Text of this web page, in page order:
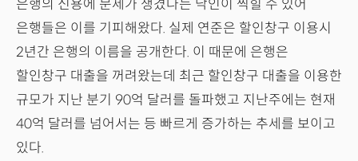
은행의 신용에 문제가 생겼다는 낙인이 찍힐 수 있어
은행들은 이를 기피해왔다. 실제 연준은 할인창구 이용시
2년간 은행의 이름을 공개한다. 이 때문에 은행은
할인창구 대출을 꺼려왔는데 최근 할인창구 대출을 이용한
규모가 지난 분기 90억 달러를 돌파했고 지난주에는 현재
40억 달러를 넘어서는 등 빠르게 증가하는 추세를 보이고
있다.